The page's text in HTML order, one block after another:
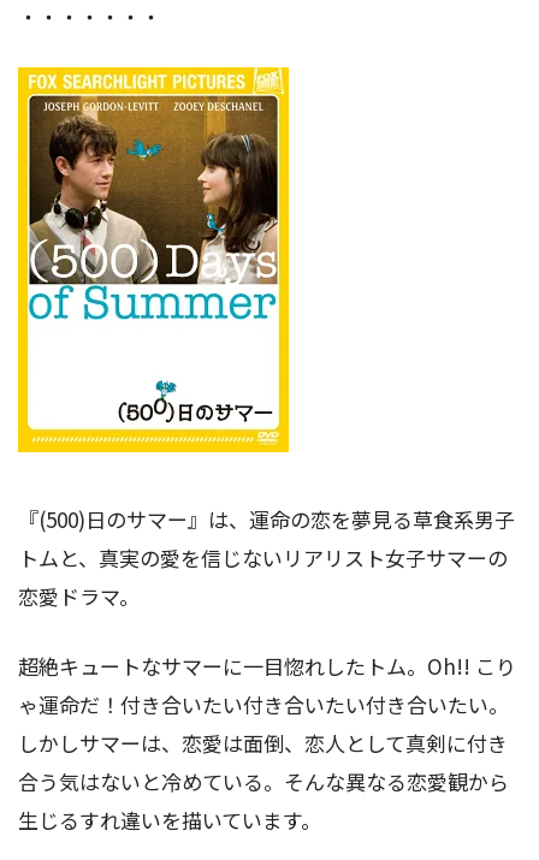
・・・・・・・
『(500)日のサマー』は、運命の恋を夢見る草食系男子
トムと、真実の愛を信じないリアリスト女子サマーの
恋愛ドラマ。
超絶キュートなサマーに一目惚れしたトム。Oh!! こり
ゃ運命だ！付き合いたい付き合いたい付き合いたい。
しかしサマーは、恋愛は面倒、恋人として真剣に付き
合う気はないと冷めている。そんな異なる恋愛観から
生じるすれ違いを描いています。